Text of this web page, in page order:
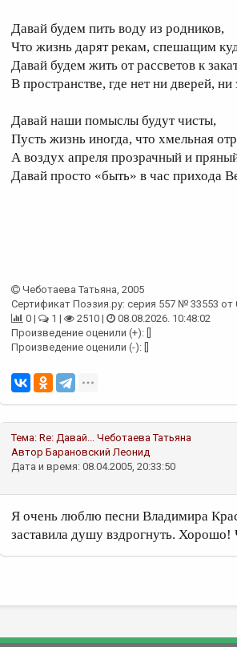
Давай будем пить воду из родников,
Что жизнь дарят рекам, спешащим
Давай будем жить от рассветов к
В пространстве, где нет ни дверей, ни
Давай наши помыслы будут чисты,
Пусть жизнь иногда, что хмельная
А воздух апреля прозрачный и
Давай просто «быть» в час прихода
Чеботаева Татьяна, 2005
Сертификат Поэзия.ру: серия 557 № 33553 от
0 |
1 | 2510 |
08.08.2026. 10:48:02
Произведение оценили (+): []
Произведение оценили (-): []
Тема: Re: Давай... Чеботаева Татьяна
Автор Барановский Леонид
Дата и время: 08.04.2005, 20:33:50
Я очень люблю песни Владимира
заставила душу вздрогнуть. Хорошо!